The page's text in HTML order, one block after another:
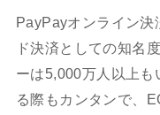
PayPayオンライン決
ド決済としての知名
ーは5,000万人以上も
る際もカンタンで、